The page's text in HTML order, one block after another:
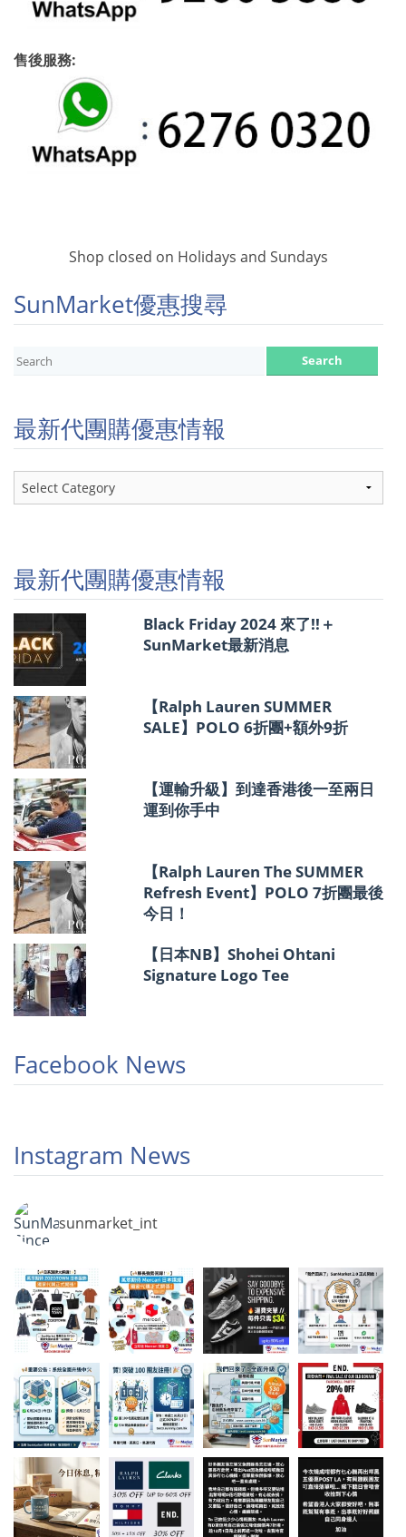
售後服務:
Shop closed on Holidays and Sundays
SunMarket優惠搜尋
最新代團購優惠情報
最
新
優
惠
情
報
最新代團購優惠情報
Black Friday 2024 來了!!＋
SunMarket最新消息
【Ralph Lauren SUMMER
SALE】POLO 6折團+額外9折
【運輸升級】到達香港後一至兩日
運到你手中
【Ralph Lauren The SUMMER
Refresh Event】POLO 7折團最後
今日！
【日本NB】Shohei Ohtani
Signature Logo Tee
Facebook News
Instagram News
sunmarket_int